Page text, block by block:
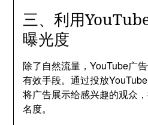
三、利用
曝光度
除了自然流量，YouTube广
有效手段。通过投放
将广告展示给感兴趣的观众
名度。